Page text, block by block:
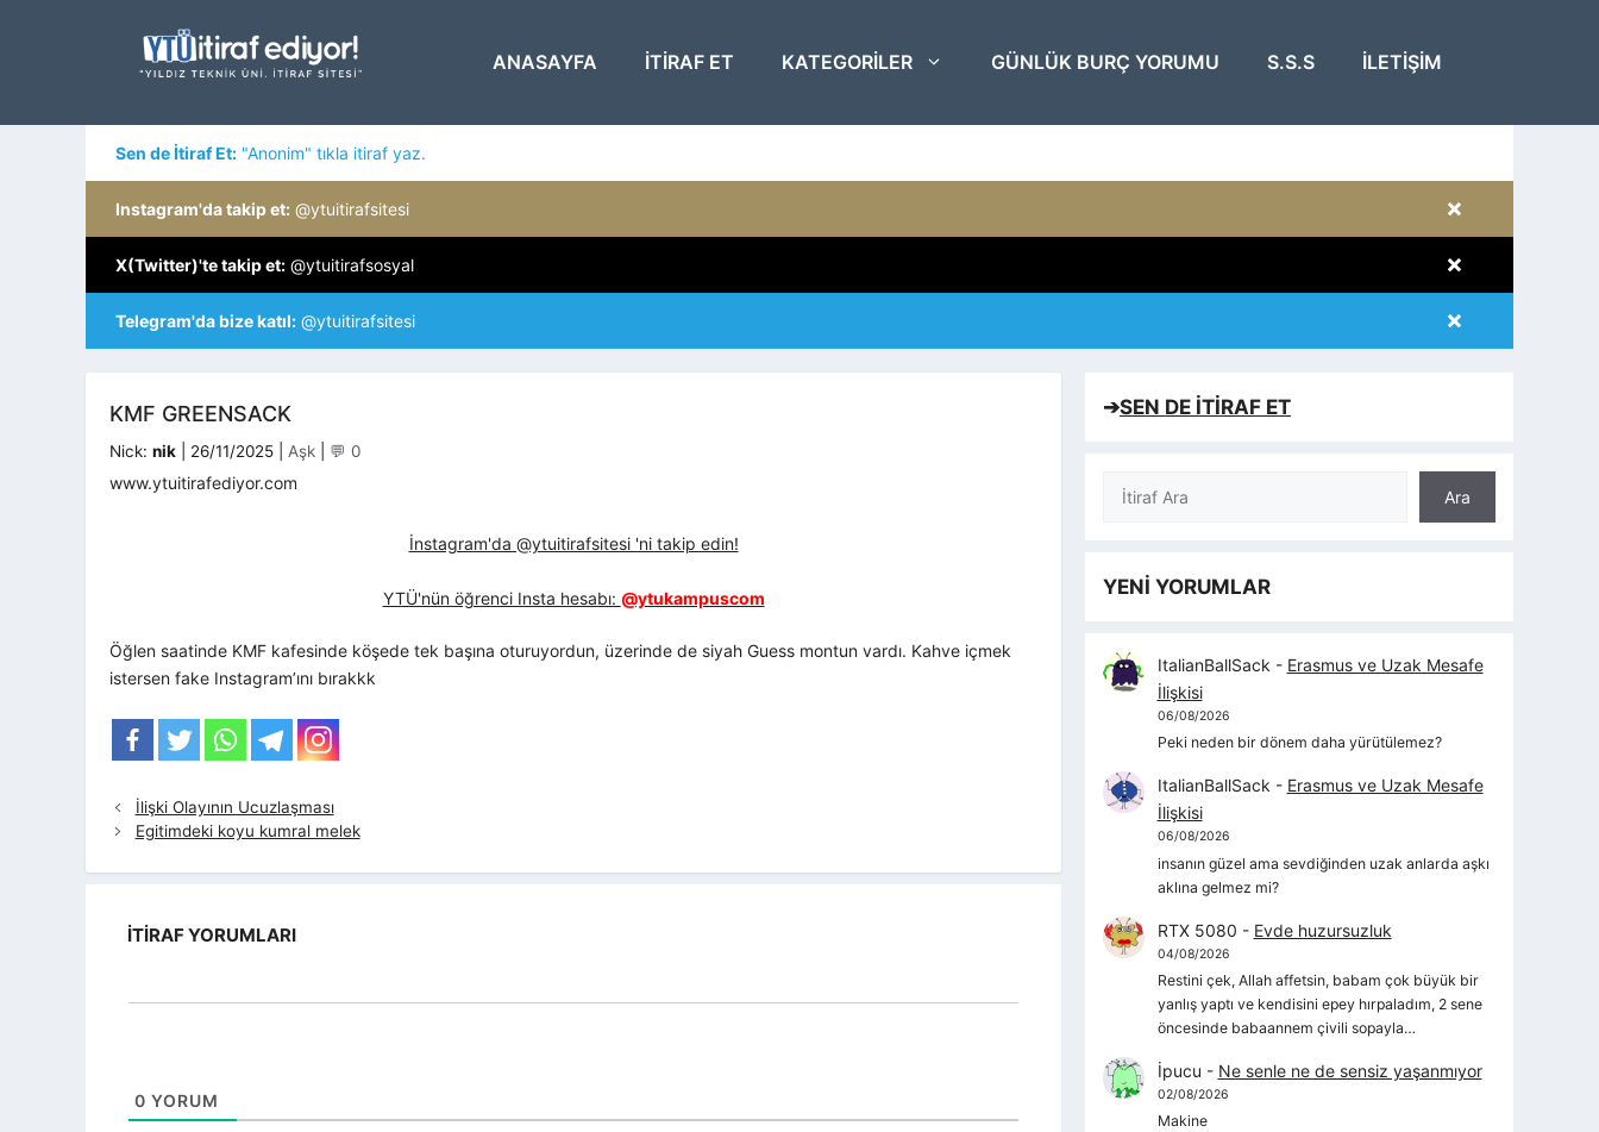
ANASAYFA ITIRAF ET KATEGORILER GÜNLÜK BURÇ YORUMU S.S.S İLETIŞIM
Sen de İtiraf Et: "Anonim" tıkla itiraf yaz.
×
Instagram'da takip et: @ytuitirafsitesi
×
X(Twitter)'te takip et: @ytuitirafsosyal
×
Telegram'da bize katıl: @ytuitirafsitesi
KMF GREENSACK
Nick: nik 26/11/2025 Kategoriler
Aşk 💬 0
www.ytuitirafediyor.com
İnstagram'da @ytuitirafsitesi 'ni takip edin!
YTÜ'nün öğrenci Insta hesabı: @ytukampuscom
Öğlen saatinde KMF kafesinde köşede tek başına oturuyordun, üzerinde de siyah Guess montun vardı. Kahve içmek
istersen fake Instagram’ını bırakkk
İlişki Olayının Ucuzlaşması
Egitimdeki koyu kumral melek
İTIRAF YORUMLARI
0 YORUM
➔SEN DE İTİRAF ET
Ara
Ara
YENİ YORUMLAR
ItalianBallSack - Erasmus ve Uzak Mesafe
İlişkisi
06/08/2026
Peki neden bir dönem daha yürütülemez?
ItalianBallSack - Erasmus ve Uzak Mesafe
İlişkisi
06/08/2026
insanın güzel ama sevdiğinden uzak anlarda aşkı
aklına gelmez mi?
RTX 5080 - Evde huzursuzluk
04/08/2026
Restini çek, Allah affetsin, babam çok büyük bir
yanlış yaptı ve kendisini epey hırpaladım, 2 sene
öncesinde babaannem çivili sopayla…
İpucu - Ne senle ne de sensiz yaşanmıyor
02/08/2026
Makine